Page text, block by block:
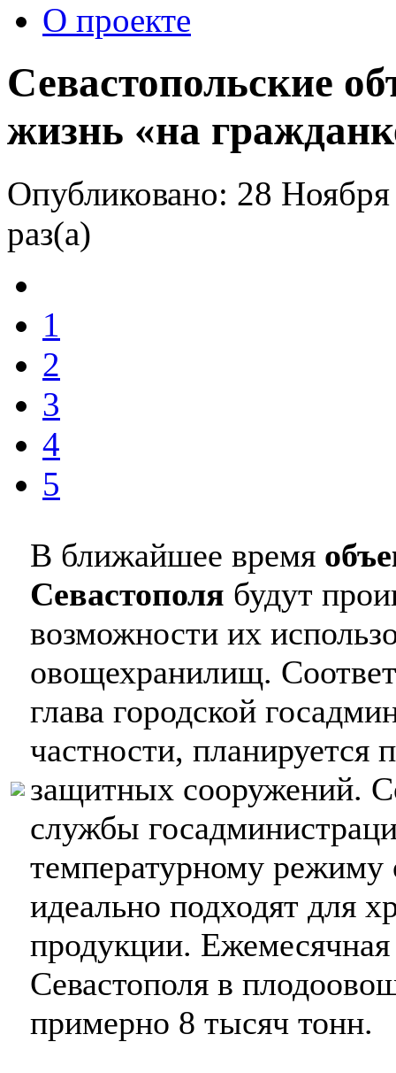
О проекте
Севастопольские
жизнь «на
Опубликовано: 28
раз(а)
1
2
3
4
5
В ближайшее время
Севастополя будут
возможности их
овощехранилищ.
глава городской
частности, планируется
защитных сооружений.
службы
температурному
идеально подходят для
продукции. Ежемесячная
Севастополя в
примерно 8 тысяч тонн.